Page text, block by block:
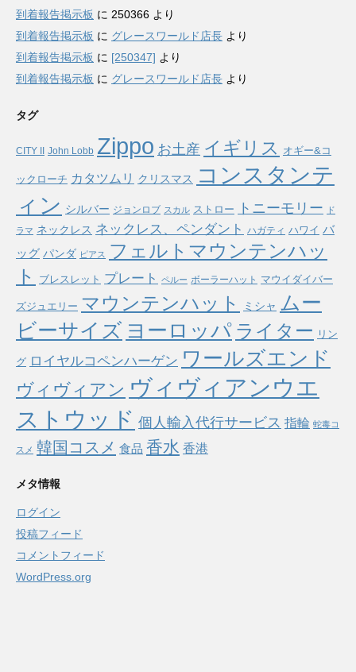
到着報告掲示板 に 250366 より
到着報告掲示板 に グレースワールド店長 より
到着報告掲示板 に [250347] より
到着報告掲示板 に グレースワールド店長 より
タグ
CITY II John Lobb Zippo お土産 イギリス オギー&コ
ックローチ カタツムリ クリスマス
コンスタンテ
ィン シルバー ジョンロブ スカル ストロー トニーモリー ド
ラマ ネックレス ネックレス、ペンダント ハガティ ハワイ バ
ッグ パンダ ピアス
フェルトマウンテンハッ
ト
ブレスレット プレート ペルー ボーラーハット マウイダイバー
ズジュエリー マウンテンハット ミシャ ムー
ビーサイズ ヨーロッパ ライター リン
グ ロイヤルコペンハーゲン ワールズエンド
ヴィヴィアン ヴィヴィアンウエ
ストウッド 個人輸入代行サービス 指輪 蛇毒コ
スメ 韓国コスメ 食品 香水 香港
メタ情報
ログイン
投稿フィード
コメントフィード
WordPress.org